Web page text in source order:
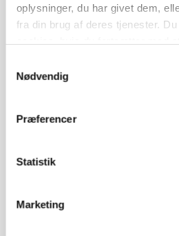
oplysninger, du har givet dem,
fra din brug af deres tjenester.
Nødvendig
Præferencer
Statistik
Marketing
Grisenoteringen står stille